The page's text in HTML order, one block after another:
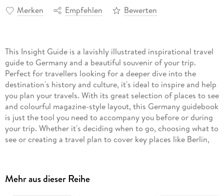
Merken Empfehlen Bewerten
This Insight Guide is a lavishly illustrated inspirational travel
guide to Germany and a beautiful souvenir of your trip.
Perfect for travellers looking for a deeper dive into the
destination's history and culture, it's ideal to inspire and help
you plan your travels. With its great selection of places to see
and colourful magazine-style layout, this Germany guidebook
is just the tool you need to accompany you before or during
your trip. Whether it's deciding when to go, choosing what to
see or creating a travel plan to cover key places like Berlin,
ground. Our Germany travel guide was fully-updated post-
Mehr aus dieser Reihe